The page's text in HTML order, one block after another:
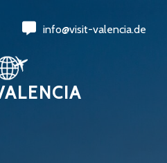
info@visit-valencia.de